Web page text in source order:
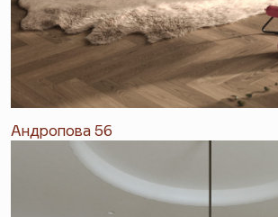
Андропова 56